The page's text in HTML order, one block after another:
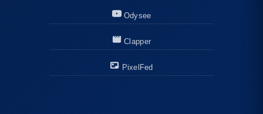
Odysee
Clapper
PixelFed